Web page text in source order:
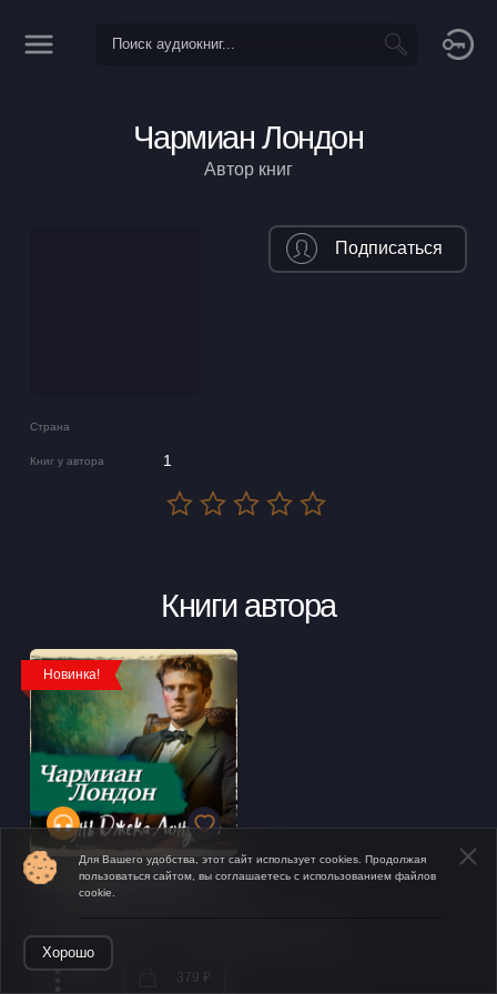
Чармиан Лондон
Автор книг
Страна
Книг у автора 1
Подписаться
Книги автора
Новинка!
Жизнь Джека Лондона
379 ₽
Для Вашего удобства, этот сайт использует cookies. Продолжая
пользоваться сайтом, вы соглашаетесь с использованием файлов
cookie.
Хорошо